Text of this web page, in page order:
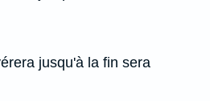
jusqu'à la fin sera